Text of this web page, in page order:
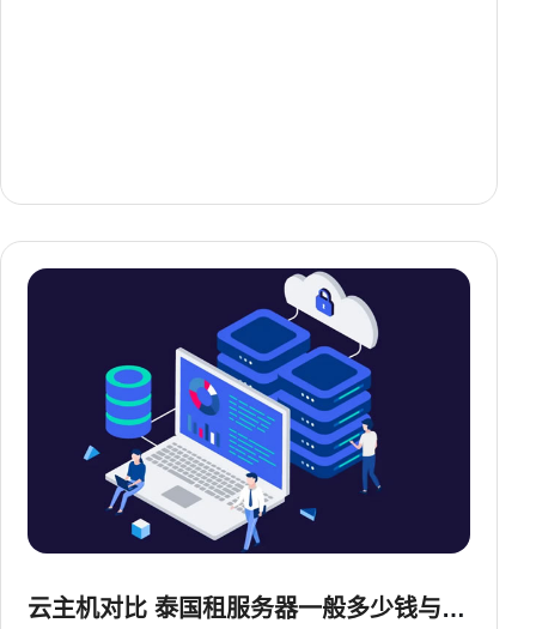
云主机对比 泰国租服务器一般多少钱与云